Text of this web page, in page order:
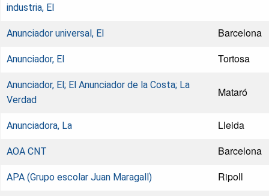
industria, El
Anunciador universal, El Barcelona
Anunciador, El Tortosa
Anunciador, El; El Anunciador de la Costa; La
Verdad
Mataró
Anunciadora, La Lleida
AOA CNT Barcelona
APA (Grupo escolar Juan Maragall) Ripoll